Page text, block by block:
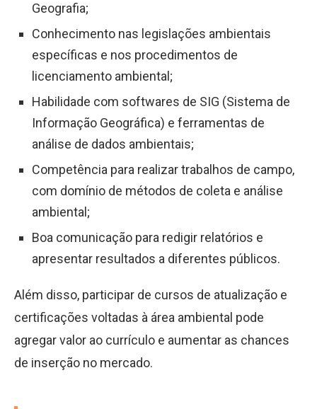
Geografia;
Conhecimento nas legislações ambientais
específicas e nos procedimentos de
licenciamento ambiental;
Habilidade com softwares de SIG (Sistema de
Informação Geográfica) e ferramentas de
análise de dados ambientais;
Competência para realizar trabalhos de campo,
com domínio de métodos de coleta e análise
ambiental;
Boa comunicação para redigir relatórios e
apresentar resultados a diferentes públicos.
Além disso, participar de cursos de atualização e
certificações voltadas à área ambiental pode
agregar valor ao currículo e aumentar as chances
de inserção no mercado.